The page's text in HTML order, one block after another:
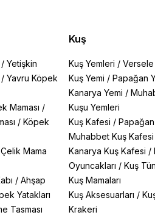
/Yetişkin
/Yavru Köpek
Maması /
/Köpek
Çelik Mama
/Ahşap
Yatakları
Tasması
Kuş
Kuş Yemleri / Versele
Kuş Yemi / Papağan
Kanarya Yemi /
Kuşu Yemleri
Kuş Kafesi /
Muhabbet Kuş Kafesi
Kanarya Kuş Kafesi /
Oyuncakları / Kuş
Kuş Mamaları
Kuş Aksesuarları /
Krakeri